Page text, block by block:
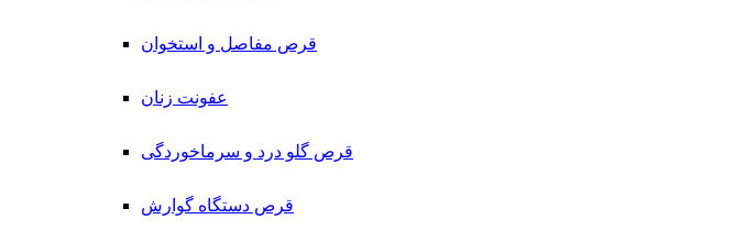
قرص مفاصل و استخوان
عفونت زنان
قرص گلو درد و سرماخوردگی
قرص دستگاه گوارش